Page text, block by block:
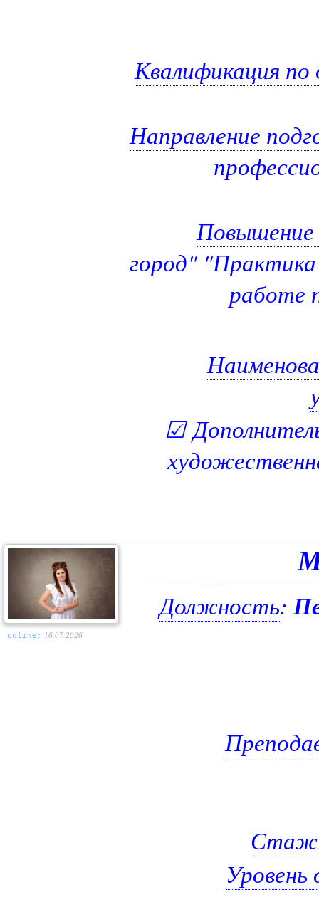
Квалификация по
Направление
Повышение
город"
работе
☑
online: 16.07.2026
Должность:
Стаж
Уровень